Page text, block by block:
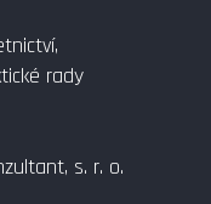
rady
s. r. o.